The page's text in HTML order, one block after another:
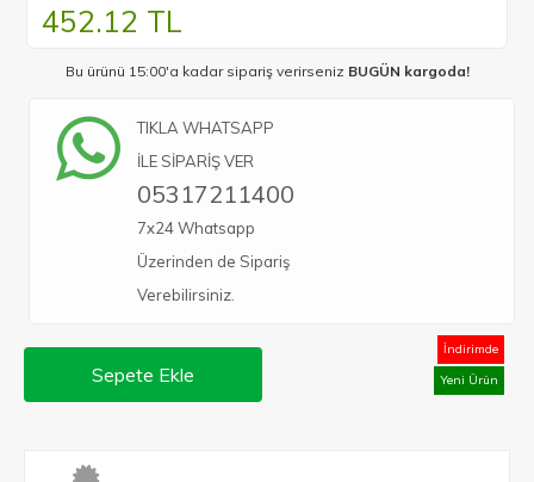
452.12 TL
Bu ürünü 15:00'a kadar sipariş verirseniz BUGÜN kargoda!
TIKLA WHATSAPP
İLE SİPARİŞ VER
05317211400
7x24 Whatsapp
Üzerinden de Sipariş
Verebilirsiniz.
Sepete Ekle
İndirimde
Yeni Ürün